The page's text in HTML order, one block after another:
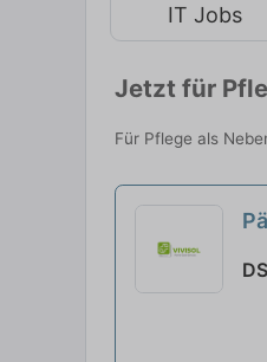
IT Jobs
Jetzt für
Für Pflege als